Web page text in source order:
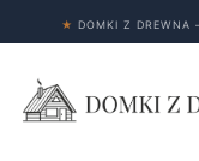
★ DOMKI Z DREWNA